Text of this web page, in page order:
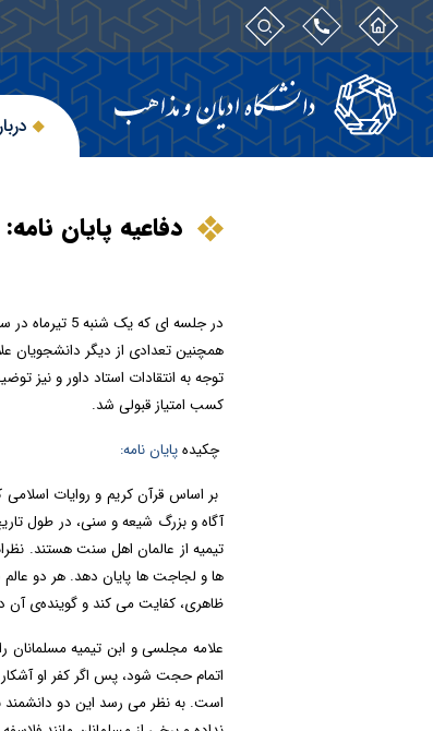
دفاعیه پایان
در جلسه ای کهیک شنبه5 تیرماه در
همچنین تعدادی از دیگر دانشجویان
توجه به انتقادات استاد داور و نیز
کسب امتیاز قبولی شد.
چکیدهپایان نامه:
بر اساس قرآن کریم و روایات
آگاه و بزرگ شیعه و سنی، در طول
تیمیه از عالمان اهل سنت هستند.
ها و لجاجت ها پایان دهد. هر دو عالم
ظاهری، کفایت می کند و گوینده‌ی آن
علامه مجلسی و ابن تیمیه مسلمانان
اتمام حجت شود، پس اگر کفر او
است. به نظر می رسد این دو دانشمند